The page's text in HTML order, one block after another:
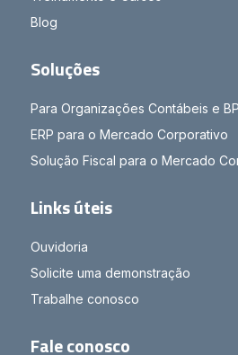
Blog
Soluções
Para Organizações Contábeis e
ERP para o Mercado Corporativo
Solução Fiscal para o Mercado
Links úteis
Ouvidoria
Solicite uma demonstração
Trabalhe conosco
Fale conosco